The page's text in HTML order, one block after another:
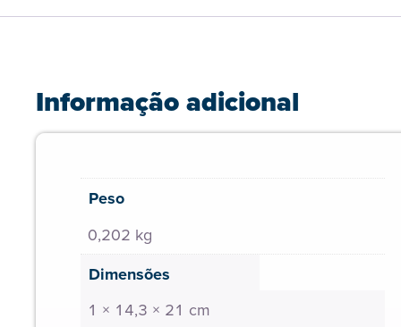
Informação adicional
Peso
0,202 kg
Dimensões
1 × 14,3 × 21 cm